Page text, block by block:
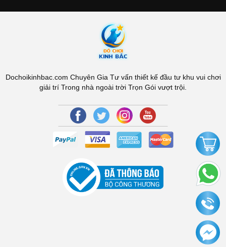
Dochoikinhbac.com Chuyên Gia Tư vấn thiết kế đầu tư khu vui chơi
giải trí Trong nhà ngoài trời Trọn Gói vượt trội.